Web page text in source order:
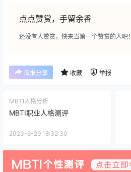
点点赞赏，手留余香
还没有人赞赏，快来当第一个赞赏的人吧！
海报分享 收藏 举报
MBTI人格分析
MBTI职业人格测评
2023-6-29 18:32:30